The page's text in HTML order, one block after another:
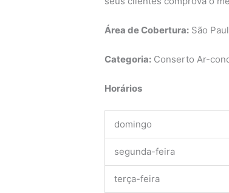
Área de Cobertura: São
Categoria: Conserto Ar-
Horários
domingo
segunda-feira
terça-feira